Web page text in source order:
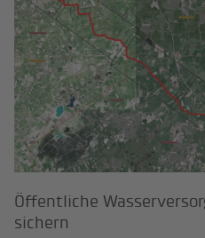
Öffentliche
sichern